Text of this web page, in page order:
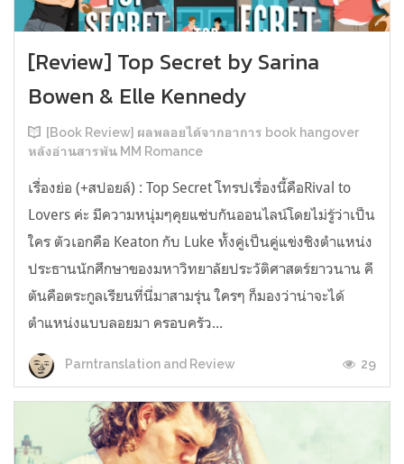
[Review] Top Secret by Sarina
Bowen & Elle Kennedy
[Book Review] ผลพลอยได้จากอาการ book hangover
หลังอ่านสารพัน MM Romance
เรื่องย่อ (+สปอยล์) : Top Secret โทรปเรื่องนี้คือRival to
Lovers ค่ะ มีความหนุ่มๆคุยแซ่บกันออนไลน์โดยไม่รู้ว่าเป็น
ใคร ตัวเอกคือ Keaton กับ Luke ทั้งคู่เป็นคู่แข่งชิงตำแหน่ง
ประธานนักศึกษาของมหาวิทยาลัยประวัติศาสตร์ยาวนาน คี
ตันคือตระกูลเรียนที่นี่มาสามรุ่น ใครๆ ก็มองว่าน่าจะได้
ตำแหน่งแบบลอยมา ครอบครัว...
Parntranslation and Review 29